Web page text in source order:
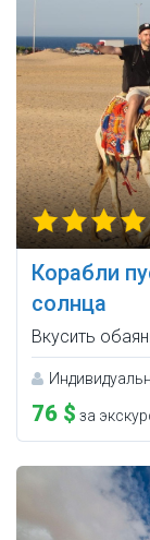
Корабли
солнца
Вкусить
76 $ за